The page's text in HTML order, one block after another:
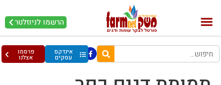
הרשמו לניוזלטר
אינדקס
עסקים
פרסמו
אצלנו